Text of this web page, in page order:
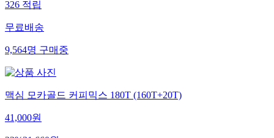
326적립
무료배송
9,564명구매중
맥심 모카골드 커피믹스 180T (160T+20T)
41,000원